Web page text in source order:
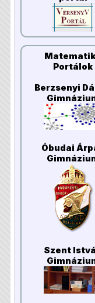
Portálok
Berzsenyi
Óbudai
Szent